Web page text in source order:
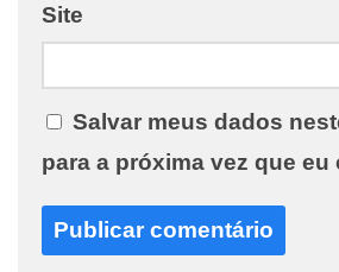
Site
Salvar meus dados
para a próxima vez que eu